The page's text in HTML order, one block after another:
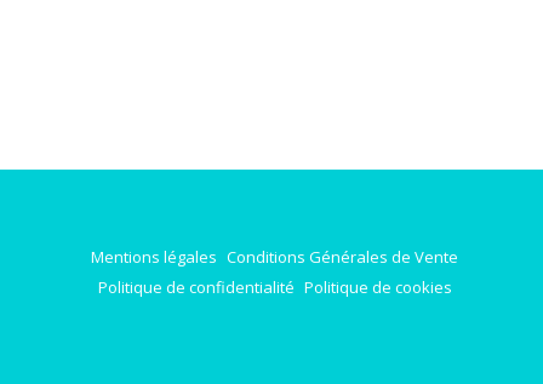
Mentions légales Conditions Générales de Vente
Politique de confidentialité Politique de cookies